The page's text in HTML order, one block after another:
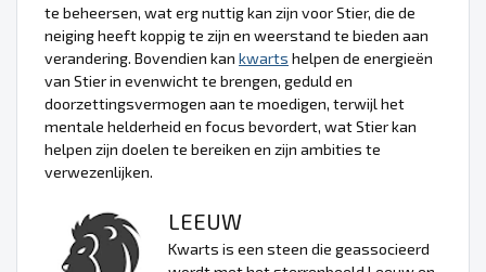
te beheersen, wat erg nuttig kan zijn voor Stier, die de
neiging heeft koppig te zijn en weerstand te bieden aan
verandering. Bovendien kan kwarts helpen de energieën
van Stier in evenwicht te brengen, geduld en
doorzettingsvermogen aan te moedigen, terwijl het
mentale helderheid en focus bevordert, wat Stier kan
helpen zijn doelen te bereiken en zijn ambities te
verwezenlijken.
LEEUW
Kwarts is een steen die geassocieerd